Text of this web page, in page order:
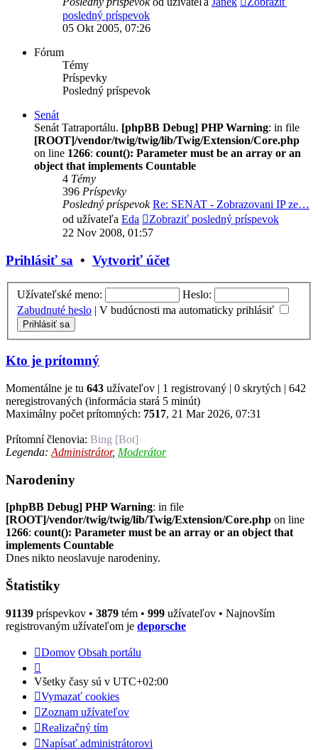
posledný príspevok
05 Okt 2005, 07:26
Fórum
Témy
Príspevky
Posledný príspevok
Senát
Senát Tatraportálu. [phpBB Debug] PHP Warning: in file
[ROOT]/vendor/twig/twig/lib/Twig/Extension/Core.php
on line 1266: count(): Parameter must be an array or an
object that implements Countable
4 Témy
396 Príspevky
Posledný príspevok Re: SENAT - Zobrazovani IP ze…
od užívateľa Eda
Zobraziť posledný príspevok
22 Nov 2008, 01:57
Prihlásiť sa • Vytvoriť účet
Užívateľské meno:
Heslo:
Zabudnuté heslo | V budúcnosti ma automaticky prihlásiť
Kto je prítomný
Momentálne je tu 643 užívateľov | 1 registrovaný | 0 skrytých | 642
neregistrovaných (informácia stará 5 minút)
Maximálny počet prítomných: 7517, 21 Mar 2026, 07:31
Prítomní členovia: Bing [Bot]
Legenda: Administrátor, Moderátor
Narodeniny
[phpBB Debug] PHP Warning: in file
[ROOT]/vendor/twig/twig/lib/Twig/Extension/Core.php on line
1266: count(): Parameter must be an array or an object that
implements Countable
Dnes nikto neoslavuje narodeniny.
Štatistiky
91139 príspevkov • 3879 tém • 999 užívateľov • Najnovším
registrovaným užívateľom je deporsche
Domov Obsah portálu
Všetky časy sú v UTC+02:00
Vymazať cookies
Zoznam užívateľov
Realizačný tím
Napísať administrátorovi